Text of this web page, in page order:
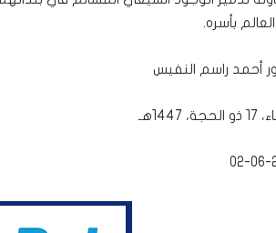
بأسره.
أحمد راسم النفيس
1447هـ